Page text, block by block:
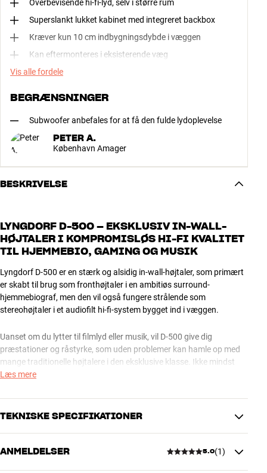
Overbevisende hi-fi-lyd, selv i større rum
Superslankt lukket kabinet med integreret backbox
Kræver kun 10 cm indbygningsdybde i væggen
Kan eftermonteres i eksisterende væg
Vis alle fordele
BEGRÆNSNINGER
Subwoofer anbefales for at få den fulde lydoplevelse
PETER A.
København Amager
BESKRIVELSE
LYNGDORF D-500 – EKSKLUSIV IN-WALL-
HØJTALER I KOMPROMISLØS HI-FI KVALITET
TIL HJEMMEBIO, GAMING OG MUSIK
Lyngdorf D-500 er en stærk og alsidig in-wall-højtaler, som primært
er skabt til brug som fronthøjtaler i en ambitiøs surround-
hjemmebiograf, men den vil også fungere strålende som
stereohøjtaler i et audiofilt hi-fi-system bygget ind i væggen.
Uanset om du lytter til filmlyd eller musik, vil D-500 give dig
præstationer og råstyrke, som uden problemer kan hamle op med
mange traditionelle højtalere i den eksklusive klasse. Ikke mindst
hvis du kombinerer højtalerne med en af Lyngdorfs egne
udnytte den unikke RoomPerfect rumkorrektion, som kan optimere
lyden i ethvert lytterum.
fi-kvalitet. Du får masser af dynamik og et flot detaljeret og livagtigt
Læs mere
TEKNISKE SPECIFIKATIONER
HØJTALER TEKNOLOGI
ANMELDELSER 5.0(1)